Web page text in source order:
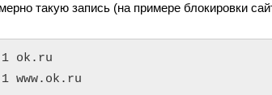
такую запись (на примере блокировки
ok.ru
www.ok.ru